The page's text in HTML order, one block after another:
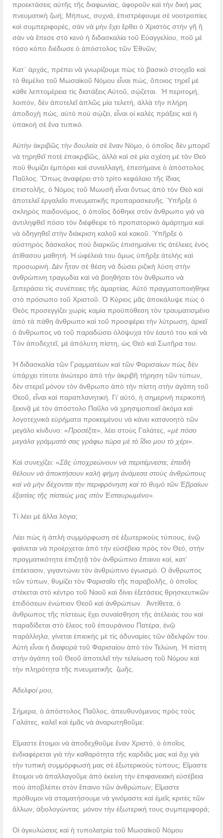
προεκτάσεις αὐτῆς τῆς διαφωνίας, ἀφοροῦν καὶ τὴν δική μας
πνευματικὴ ζωή; Μήπως, συχνά, ἐπιστρέφουμε σὲ νοοτροπίες
καὶ συμπεριφορές, σὰν νὰ μὴν ἔχει ἔρθει ὁ Χριστὸς στήν γῆ ἢ
σὰν νὰ ἔπεσε στὸ κενὸ ἡ διδασκαλία τοῦ Εὐαγγελίου, ποῦ μὲ
τόσο κόπο διέδωσε ὁ ἀπόστολος τῶν Ἐθνῶν;
Κατ΄ ἀρχάς, πρέπει νὰ γνωρίζουμε πὼς τὸ βασικὸ στοιχεῖο καὶ
τὸ θεμέλιο τοῦ Μωσαϊκοῦ Νόμου εἶναι πώς, ὅποιος τηρεῖ μὲ
κάθε λεπτομέρεια τὶς διατάξεις Αὐτοῦ, σῴζεται. Ἡ περιτομή,
λοιπόν, δὲν ἀποτελεῖ ἁπλῶς μία τελετή, ἀλλὰ τὴν πλήρη
ἀποδοχὴ πώς, αὐτὸ ποὺ σῴζει, εἶναι οἱ καλὲς πράξεις καὶ ἡ
ὑπακοὴ σὲ ἕνα τυπικό.
Αὐτὴν ἀκριβῶς τὴνδουλεία σὲ ἕναν Νόμο, ὁ ὁποῖος δὲν μπορεῖ
νὰ τηρηθεῖ ποτὲ ἐπακριβῶς, ἀλλὰ καὶ σὲ μία σχέση μὲ τὸν Θεὸ
ποὺ θυμίζει ἐμπόριο καὶ συναλλαγή, ἐπεσήμανε ὁ ἀπόστολος
Παῦλος. Ὅπως ἀναφέρει στὸ τρίτο κεφάλαιο τῆς ἴδιας
ἐπιστολῆς, ὁ Νόμος τοῦ Μωυσῆ εἶναι ὄντως ἀπὸ τὸν Θεὸ καὶ
ἀποτελεῖ ἐργαλεῖο πνευματικῆς προπαρασκευῆς. Ὑπῆρξε ὁ
σκληρὸς παιδονόμος, ὁ ὁποῖος δόθηκε στὸν ἄνθρωπο γιὰ νὰ
ἀντιληφθεῖ πόσο τὸν διέφθειρε τὸ προπατορικὸ ἁμάρτημα καὶ
νὰ ὁδηγηθεῖ στὴν διάκριση καλοῦ καὶ κακοῦ. Ὑπῆρξε ὁ
αὐστηρὸς δάσκαλος ποὺ διαρκῶς ἐπισημαίνει τὶς ἀτέλειες ἑνὸς
ἀτίθασου μαθητή. Ἡ ὠφέλειά του ὅμως ὑπῆρξε ἀτελὴς καὶ
προσωρινή. Δὲν ἦταν σὲ θέση νὰ δώσει ριζικὴ λύση στὴν
ἀνθρώπινη τραγῳδία καὶ νὰ βοηθήσει τὸν ἄνθρωπο νὰ
ξεπεράσει τὶς συνέπειες τῆς ἁμαρτίας. Αὐτὸ πραγματοποιήθηκε
στὸ πρόσωπο τοῦ Χριστοῦ. Ὁ Κύριος μᾶς ἀποκάλυψε πὼς ὁ
Θεὸς προσεγγίζει χωρὶς καμία προϋπόθεση τὸν τραυματισμένο
ἀπὸ τὰ πάθη ἄνθρωπο καὶ τοῦ προσφέρει τὴν λύτρωση, ἀρκεῖ
ὁ ἄνθρωπος νὰ τοῦ παραδώσει ὁλόψυχα τὸν ἑαυτό του καὶ νὰ
Τὸν ἀποδεχτεῖ, μὲ ἀπόλυτη πίστη, ὡς Θεὸ καὶ Σωτῆρα του.
Ἡ διδασκαλία τῶν Γραμματέων καὶ τῶν Φαρισαίων πὼς δὲν
ὑπάρχει τίποτε ἀνώτερο ἀπὸ τὴν ἀκριβῆ τήρηση τῶν τύπων,
δὲν στερεῖ μόνον τὸν ἄνθρωπο ἀπὸ τὴν πίστη στὴν ἀγάπη τοῦ
Θεοῦ, εἶναι καὶ παραπλανητική. Γι’ αὐτό, ἡ σημερινὴ περικοπή
ξεκινᾷ μὲ τὸν ἀπόστολο Παῦλο νὰ χρησιμοποιεῖ ἀκόμα καὶ
λογοτεχνικὰ εὐρήματα προκειμένου νὰ κάνει κατανοητὸ τῶν
μεγάλο κίνδυνο: «Προσέξτε», λέει στοὺς Γαλάτες, «μὲ πόσο
μεγάλα γράμματά σας γράφω τώρα μὲ τὸ ἴδιο μου τὸ χέρι».
Καὶ συνεχίζει: «Σᾶς ὑποχρεώνουν νὰ περιτέμνεστε, ἐπειδὴ
θέλουν νὰ ἀποκτήσουν καλὴ φήμη ἀνάμεσα στοὺς ἀνθρώπους
καὶ νὰ μὴν δέχονται τὴν περιφρόνηση καὶ τὸ θυμὸ τῶν Ἑβραίων
ἐξαιτίας τῆς πίστεώς μας στὸν Ἐσταυρωμένο».
Τί λέει μὲ ἄλλα λόγια;
Λέει πὼς ἡ ἁπλὴ συμμόρφωση σὲ ἐξωτερικοὺς τύπους, ἐνῷ
φαίνεται νὰ προέρχεται ἀπὸ τὴν εὐσέβεια πρὸς τὸν Θεό, στὴν
πραγματικότητα ἐπιζητᾷ τὸν ἀνθρώπινο ἔπαινο καί, κατ’
ἐπέκτασιν, γιγαντώνει τὸν ἀνθρώπινο ἐγωισμό. Ο ἄνθρωπος
τῶν τύπων, θυμίζει τὸν Φαρισαῖο τῆς παραβολῆς, ὁ ὁποῖος
στέκεται στὸ κέντρο τοῦ Ναοῦ καὶ δίνει ἐξετάσεις θρησκευτικῶν
ἐπιδόσεων ἐνώπιον Θεοῦ καὶ ἀνθρώπων. Ἀντίθετα, ὁ
ἄνθρωπος τῆς πίστεως ἔχει συναίσθηση τῆς ἀτέλειάς του καὶ
παραδίδεται στὸ ἔλεος τοῦ ἐπουράνιου Πατέρα, ἐνῷ
παράλληλα, γίνεται ἐπιεικὴς μὲ τὶς ἀδυναμίες τῶν ἀδελφῶν του.
Αὐτὴ εἶναι ἡδιαφορὰτοῦ Φαρισαίου ἀπὸ τὸν Τελώνη. Ἡ πίστη
στὴν ἀγάπη τοῦ Θεοῦ ἀποτελεῖ τὴν τελείωση τοῦ Νόμου καὶ
τὴν πληρότητα τῆς πνευματικῆς ζωῆς.
Ἀδελφοί μου,
Σήμερα, ὁ ἀπόστολος Παῦλος, ἀπευθυνόμενος πρὸς τοὺς
Γαλάτες, καλεῖ καὶ ἐμᾶς νὰ ἀναρωτηθοῦμε:
Εἴμαστε ἕτοιμοι νὰ ἀποδεχθοῦμε ἕναν Χριστό, ὁ ὁποῖος
ἐνδιαφέρεται γιὰ τὴν καθαρότητα τῆς καρδιᾶς μας καὶ ὄχι γιὰ
τὴν τυπικὴ συμμόρφωσή μας σὲ ἐξωτερικοὺς τύπους; Εἴμαστε
ἕτοιμοι νὰ ἀπαλλαγοῦμε ἀπὸ ἐκείνη τὴν ἐπιφανειακὴ εὐσέβεια
πού ἀποβλέπει στὸν ἔπαινο τῶν ἀνθρώπων; Εἴμαστε
πρόθυμοι νὰ σταματήσουμε νὰ γινόμαστε καὶ ἐμεῖς κριτὲς τῶν
ἄλλων, ἀξιολογώντας μόνον τὴν ἐξωτερική τους συμπεριφορά;
Οἱ ἀγκυλώσεις καὶ ἡ τυπολατρία τοῦ Μωσαϊκοῦ Νόμου